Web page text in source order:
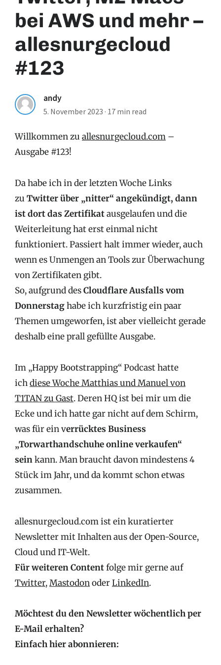
bei AWS und mehr –
allesnurgecloud
#123
andy
5. November 2023 · 17 min read
Willkommen zu allesnurgecloud.com –
Ausgabe #123!
Da habe ich in der letzten Woche Links
zu Twitter über „nitter“ angekündigt, dann
ist dort das Zertifikatausgelaufen und die
Weiterleitung hat erst einmal nicht
funktioniert. Passiert halt immer wieder, auch
wenn es Unmengen an Tools zur Überwachung
von Zertifikaten gibt.
So, aufgrund desCloudflare Ausfalls vom
Donnerstaghabe ich kurzfristig ein paar
Themen umgeworfen, ist aber vielleicht gerade
deshalb eine prall gefüllte Ausgabe.
Im „Happy Bootstrapping“ Podcast hatte
ichdiese Woche Matthias und Manuel von
T1TAN zu Gast. Deren HQ ist bei mir um die
Ecke und ich hatte gar nicht auf dem Schirm,
was für ein verrücktes Business
„Torwarthandschuhe online verkaufen“
seinkann. Man braucht davon mindestens 4
Stück im Jahr, und da kommt schon etwas
zusammen.
allesnurgecloud.com ist ein kuratierter
Newsletter mit Inhalten aus der Open-Source,
Cloud und IT-Welt.
Für weiteren Contentfolge mir gerne auf
Twitter,MastodonoderLinkedIn.
Möchtest du den Newsletter wöchentlich per
E-Mail erhalten?
Einfach hier abonnieren: